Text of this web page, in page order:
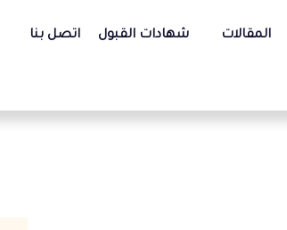
المقالات شهادات القبول اتصل بنا